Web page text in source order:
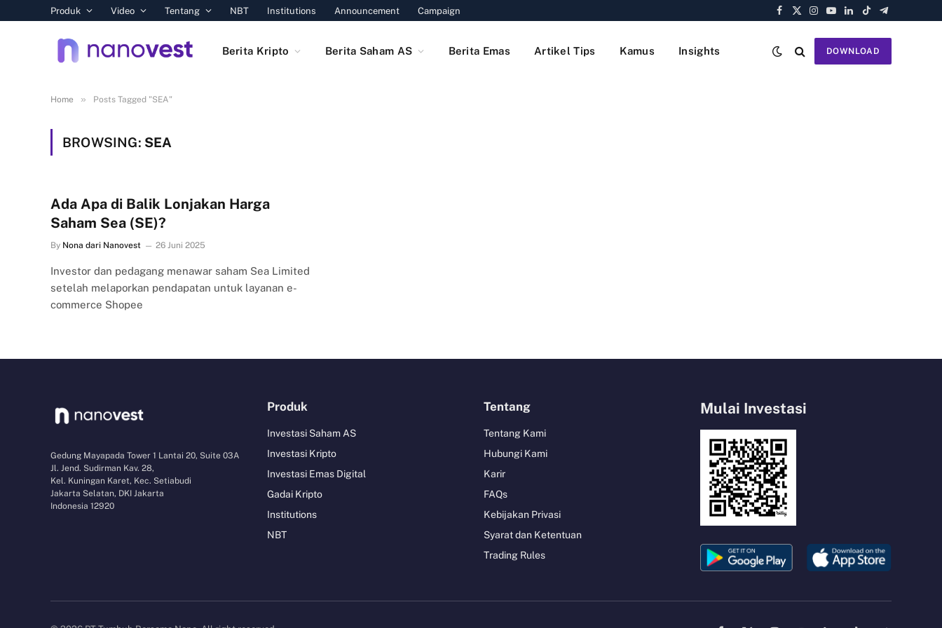
Produk Video Tentang NBT Institutions Announcement Campaign
Facebook
X
Instagram
YouTube
LinkedIn
TikTokTelegram
Berita Kripto Berita Saham AS Berita Emas Artikel Tips Kamus Insights DOWNLOAD
Home » Posts Tagged "SEA"
BROWSING: SEA
Ada Apa di Balik Lonjakan Harga
Saham Sea (SE)?
By Nona dari Nanovest 26 Juni 2025
Investor dan pedagang menawar saham Sea Limited
setelah melaporkan pendapatan untuk layanan e-
commerce Shopee
Gedung Mayapada Tower 1 Lantai 20, Suite 03A
Jl. Jend. Sudirman Kav. 28,
Kel. Kuningan Karet, Kec. Setiabudi
Jakarta Selatan, DKI Jakarta
Indonesia 12920
Produk
Investasi Saham AS
Investasi Kripto
Investasi Emas Digital
Gadai Kripto
Institutions
NBT
Tentang
Tentang Kami
Hubungi Kami
Karir
FAQs
Kebijakan Privasi
Syarat dan Ketentuan
Trading Rules
Mulai Investasi